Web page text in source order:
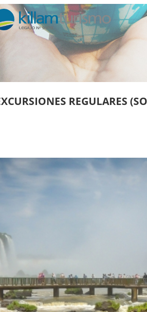
REGULARES